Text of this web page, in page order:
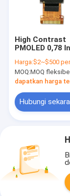
High Contrast
PMOLED 0,78
Untuk
Industri
Harga:$2~$500
MOQ:MOQ
dapatkan harga
Hubungi